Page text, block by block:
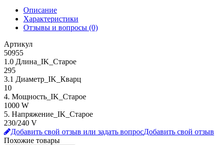
Описание
Характеристики
Отзывы и вопросы (0)
Артикул
50955
1.0 Длина_IK_Старое
295
3.1 Диаметр_IK_Кварц
10
4. Мощность_IK_Старое
1000 W
5. Напряжение_IK_Старое
230/240 V
Добавить свой отзыв или задать вопросДобавить свой отзыв
Похожие товары